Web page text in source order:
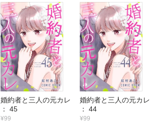
婚約者と三人の元カレ
： 45
¥99
婚約者と三人の元カレ
： 44
¥99